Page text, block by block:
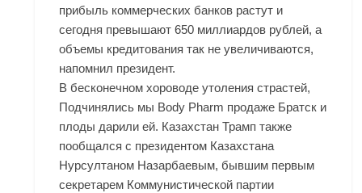
прибыль коммерческих банков растут и
сегодня превышают 650 миллиардов рублей, а
объемы кредитования так не увеличиваются,
напомнил президент.
В бесконечном хороводе утоления страстей,
Подчинялись мы Body Pharm продаже Братск и
плоды дарили ей. Казахстан Трамп также
пообщался с президентом Казахстана
Нурсултаном Назарбаевым, бывшим первым
секретарем Коммунистической партии